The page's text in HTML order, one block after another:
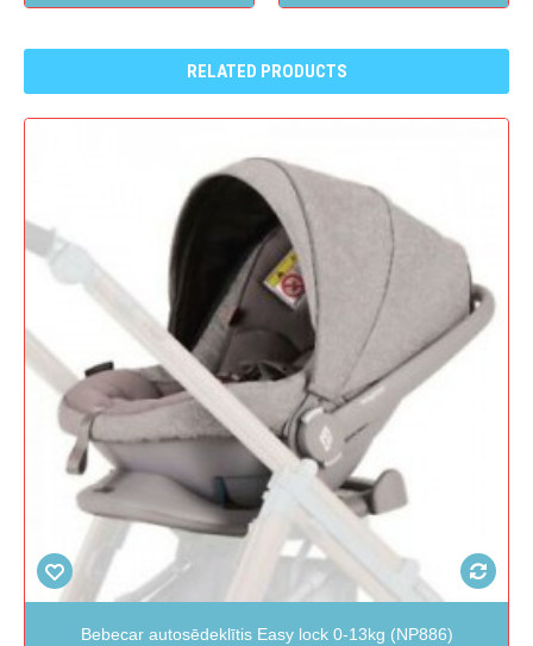
RELATED PRODUCTS
Bebecar autosēdeklītis Easy lock 0-13kg (NP886)